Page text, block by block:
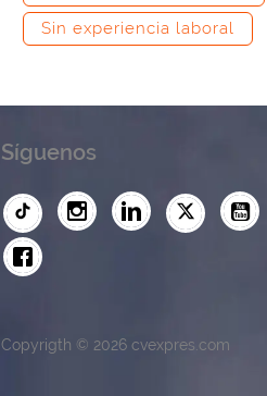
Sin experiencia laboral
Síguenos
Copyrigth © 2026 cvexpres.com